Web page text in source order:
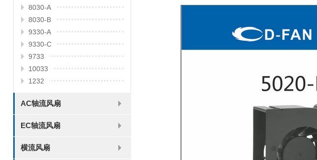
8030-A
8030-B
9330-A
9330-C
9733
10033
1232
AC轴流风扇
8025
8038
9225
9238
1225
1238
1738
1751
2260
EC轴流风扇
6025
8025
8038
9225
9238
1238
横流风扇